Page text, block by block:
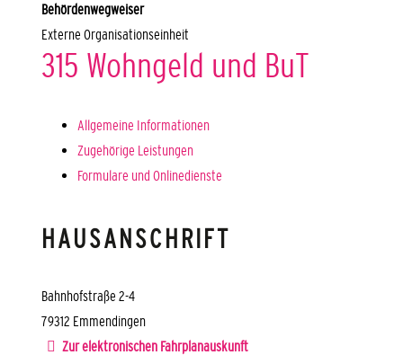
Behördenwegweiser
Externe Organisationseinheit
315 Wohngeld und BuT
Allgemeine Informationen
Zugehörige Leistungen
Formulare und Onlinedienste
HAUSANSCHRIFT
Bahnhofstraße 2-4
79312 Emmendingen
Zur elektronischen Fahrplanauskunft